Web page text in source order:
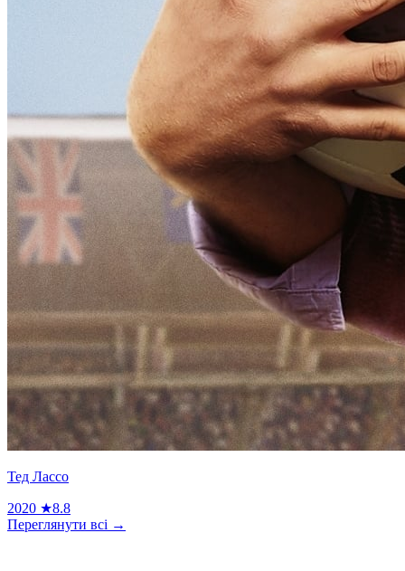
Тед Лассо
2020 ★8.8
Переглянути всі →